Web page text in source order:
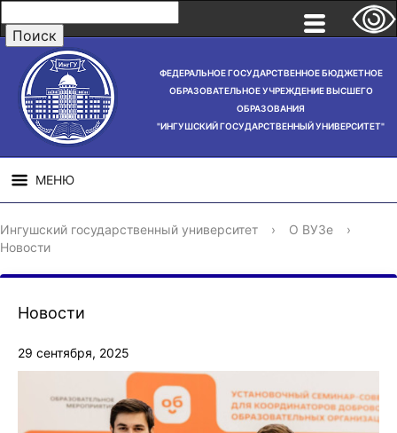
ФЕДЕРАЛЬНОЕ ГОСУДАРСТВЕННОЕ БЮДЖЕТНОЕ
ОБРАЗОВАТЕЛЬНОЕ УЧРЕЖДЕНИЕ ВЫСШЕГО
ОБРАЗОВАНИЯ
"ИНГУШСКИЙ ГОСУДАРСТВЕННЫЙ УНИВЕРСИТЕТ"
МЕНЮ
СВЕДЕНИЯ ОБ
ОБРАЗОВАТЕЛЬНОЙ
НАУЧНАЯ
ДЕЯТЕЛЬНОСТЬ
Ингушский государственный университет › О ВУЗе
›
Новости
Новости
29 сентября, 2025